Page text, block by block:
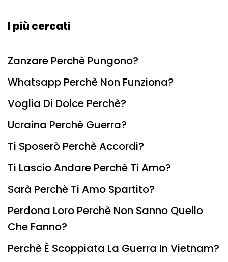
I più cercati
Zanzare Perchè Pungono?
Whatsapp Perchè Non Funziona?
Voglia Di Dolce Perchè?
Ucraina Perchè Guerra?
Ti Sposerò Perchè Accordi?
Ti Lascio Andare Perchè Ti Amo?
Sarà Perchè Ti Amo Spartito?
Perdona Loro Perchè Non Sanno Quello
Che Fanno?
Perchè È Scoppiata La Guerra In Vietnam?